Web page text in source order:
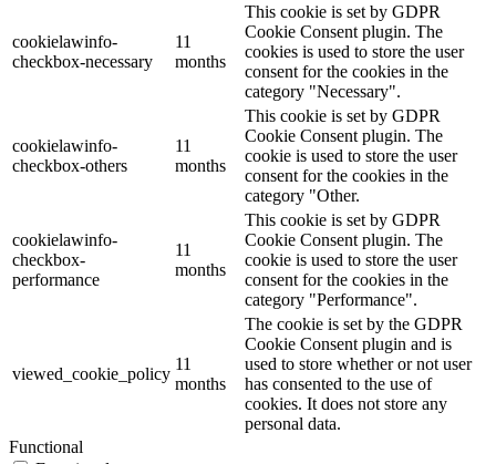
cookielawinfo-
checkbox-necessary
11
months
This cookie is set by GDPR
Cookie Consent plugin. The
cookies is used to store the user
consent for the cookies in the
category "Necessary".
cookielawinfo-
checkbox-others
11
months
This cookie is set by GDPR
Cookie Consent plugin. The
cookie is used to store the user
consent for the cookies in the
category "Other.
cookielawinfo-
checkbox-
performance
11
months
This cookie is set by GDPR
Cookie Consent plugin. The
cookie is used to store the user
consent for the cookies in the
category "Performance".
viewed_cookie_policy
11
months
The cookie is set by the GDPR
Cookie Consent plugin and is
used to store whether or not user
has consented to the use of
cookies. It does not store any
personal data.
Functional